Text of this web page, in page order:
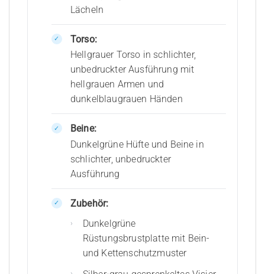
Lächeln
Torso:
Hellgrauer Torso in schlichter,
unbedruckter Ausführung mit
hellgrauen Armen und
dunkelblaugrauen Händen
Beine:
Dunkelgrüne Hüfte und Beine in
schlichter, unbedruckter
Ausführung
Zubehör:
Dunkelgrüne
Rüstungsbrustplatte mit Bein-
und Kettenschutzmuster